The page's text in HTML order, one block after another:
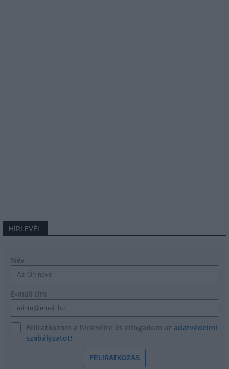
HÍRLEVÉL
Név
E-mail cím
Feliratkozom a hírlevélre és elfogadom az adatvédelmi
szabályzatot!
FELIRATKOZÁS